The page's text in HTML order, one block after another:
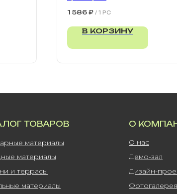
1 586 ₽ / 1 PC
В КОРЗИНУ
ТОВАРОВ
материалы
О
О нас
Фотогалерея
Дизайн-
материалы
и террасы
материалы Демо-зал